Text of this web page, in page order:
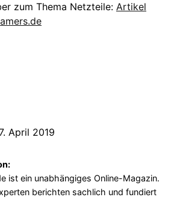
zum Thema Netzteile: Artikel
April 2019
ist ein unabhängiges Online-Magazin.
berichten sachlich und fundiert